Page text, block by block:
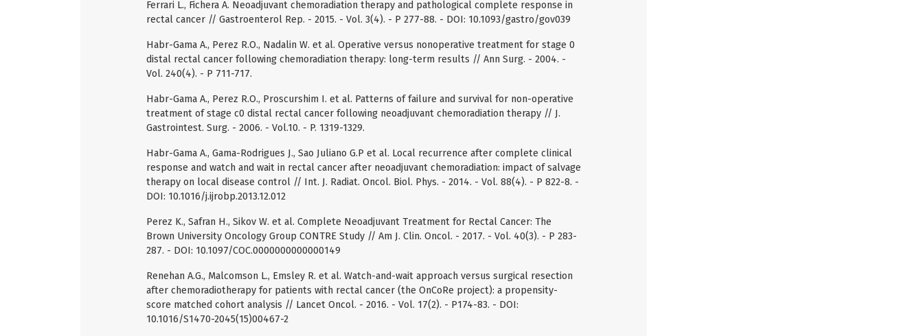
Ferrari L., Fichera A. Neoadjuvant chemoradiation therapy and pathological complete response in
rectal cancer // Gastroenterol Rep. - 2015. - Vol. 3(4). - P 277-88. - DOI: 10.1093/gastro/gov039
Habr-Gama A., Perez R.O., Nadalin W. et al. Operative versus nonoperative treatment for stage 0
distal rectal cancer following chemoradiation therapy: long-term results // Ann Surg. - 2004. -
Vol. 240(4). - P 711-717.
Habr-Gama A., Perez R.O., Proscurshim I. et al. Patterns of failure and survival for non-operative
treatment of stage c0 distal rectal cancer following neoadjuvant chemoradiation therapy // J.
Gastrointest. Surg. - 2006. - Vol.10. - P. 1319-1329.
Habr-Gama A., Gama-Rodrigues J., Sao Juliano G.P et al. Local recurrence after complete clinical
response and watch and wait in rectal cancer after neoadjuvant chemoradiation: impact of salvage
therapy on local disease control // Int. J. Radiat. Oncol. Biol. Phys. - 2014. - Vol. 88(4). - P 822-8. -
DOI: 10.1016/j.ijrobp.2013.12.012
Perez K., Safran H., Sikov W. et al. Complete Neoadjuvant Treatment for Rectal Cancer: The
Brown University Oncology Group CONTRE Study // Am J. Clin. Oncol. - 2017. - Vol. 40(3). - P 283-
287. - DOI: 10.1097/COC.0000000000000149
Renehan A.G., Malcomson L., Emsley R. et al. Watch-and-wait approach versus surgical resection
after chemoradiotherapy for patients with rectal cancer (the OnCoRe project): a propensity-
score matched cohort analysis // Lancet Oncol. - 2016. - Vol. 17(2). - P174-83. - DOI:
10.1016/S1470-2045(15)00467-2